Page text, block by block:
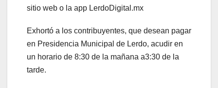
sitio web o la app LerdoDigital.mx
Exhortó a los contribuyentes, que desean pagar
en Presidencia Municipal de Lerdo, acudir en
un horario de 8:30 de la mañana a3:30 de la
tarde.